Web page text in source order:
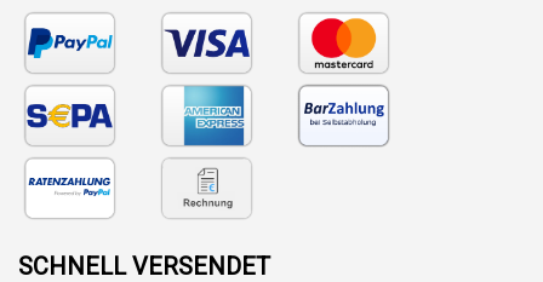
SCHNELL VERSENDET